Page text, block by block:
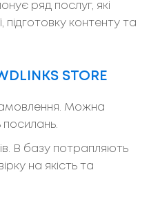
ряд послуг, які
підготовку контенту та
STORE
Можна
посилань.
В базу потрапляють
на якість та